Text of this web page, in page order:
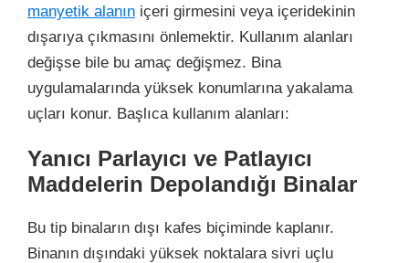
manyetik alanın içeri girmesini veya içeridekinin
dışarıya çıkmasını önlemektir. Kullanım alanları
değişse bile bu amaç değişmez. Bina
uygulamalarında yüksek konumlarına yakalama
uçları konur. Başlıca kullanım alanları:
Yanıcı Parlayıcı ve Patlayıcı
Maddelerin Depolandığı Binalar
Bu tip binaların dışı kafes biçiminde kaplanır.
Binanın dışındaki yüksek noktalara sivri uçlu